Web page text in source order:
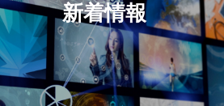
新着情報